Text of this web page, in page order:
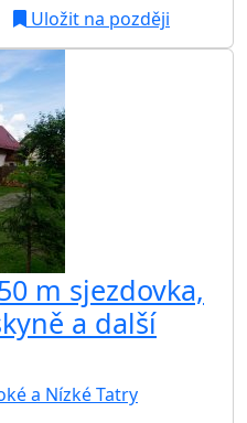
Uložit na později
m sjezdovka,
a další
a Nízké Tatry